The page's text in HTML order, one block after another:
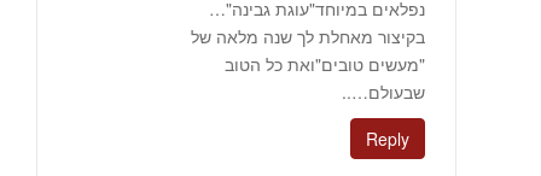
נפלאים במיוחד"עוגת גבינה"…
בקיצור מאחלת לך שנה מלאה של
"מעשים טובים"ואת כל הטוב
שבעולם…..
Reply